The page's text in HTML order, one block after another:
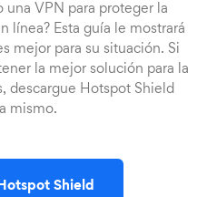
una VPN para proteger la
línea? Esta guía le mostrará
mejor para su situación. Si
la mejor solución para la
descargue Hotspot Shield
mismo.
Shield